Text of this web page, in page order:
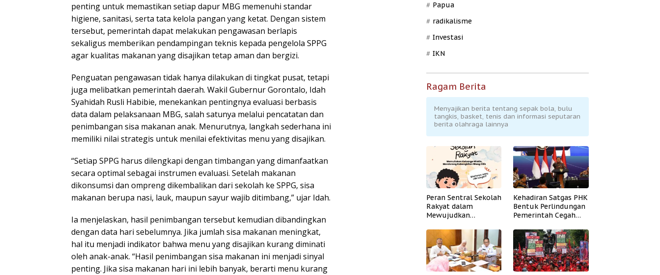
penting untuk memastikan setiap dapur MBG memenuhi standar
higiene, sanitasi, serta tata kelola pangan yang ketat. Dengan sistem
tersebut, pemerintah dapat melakukan pengawasan berlapis
sekaligus memberikan pendampingan teknis kepada pengelola SPPG
agar kualitas makanan yang disajikan tetap aman dan bergizi.
Penguatan pengawasan tidak hanya dilakukan di tingkat pusat, tetapi
juga melibatkan pemerintah daerah. Wakil Gubernur Gorontalo, Idah
Syahidah Rusli Habibie, menekankan pentingnya evaluasi berbasis
data dalam pelaksanaan MBG, salah satunya melalui pencatatan dan
penimbangan sisa makanan anak. Menurutnya, langkah sederhana ini
memiliki nilai strategis untuk menilai efektivitas menu yang disajikan.
“Setiap SPPG harus dilengkapi dengan timbangan yang dimanfaatkan
secara optimal sebagai instrumen evaluasi. Setelah makanan
dikonsumsi dan ompreng dikembalikan dari sekolah ke SPPG, sisa
makanan berupa nasi, lauk, maupun sayur wajib ditimbang,” ujar Idah.
Ia menjelaskan, hasil penimbangan tersebut kemudian dibandingkan
dengan data hari sebelumnya. Jika jumlah sisa makanan meningkat,
hal itu menjadi indikator bahwa menu yang disajikan kurang diminati
oleh anak-anak. “Hasil penimbangan sisa makanan ini menjadi sinyal
penting. Jika sisa makanan hari ini lebih banyak, berarti menu kurang
Papua
radikalisme
Investasi
IKN
Ragam Berita
Menyajikan berita tentang sepak bola, bulu
tangkis, basket, tenis dan informasi seputaran
berita olahraga lainnya
Peran Sentral Sekolah
Rakyat dalam
Mewujudkan
Kehadiran Satgas PHK
Bentuk Perlindungan
Pemerintah Cegah